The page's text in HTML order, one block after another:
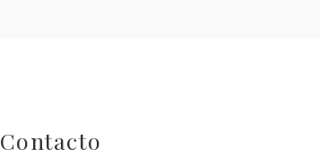
Contacto